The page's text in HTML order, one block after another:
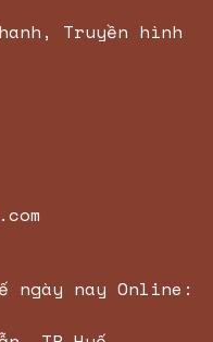
Truyền hình
ngày nay Online: